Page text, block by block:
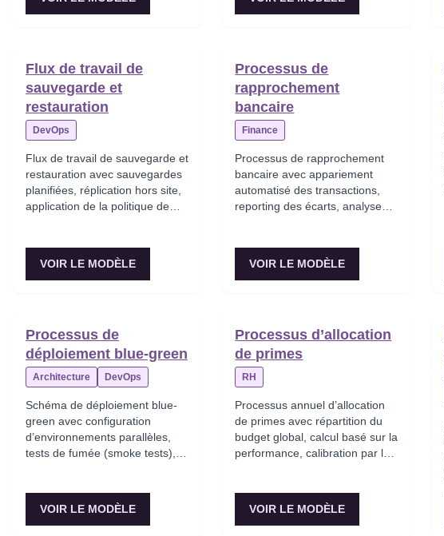
Flux de travail de
sauvegarde et
restauration
DevOps
Flux de travail de sauvegarde et
restauration avec sauvegardes
planifiées, réplication hors site,
application de la politique de
VOIR LE MODÈLE
Processus de
rapprochement
bancaire
Finance
Processus de rapprochement
bancaire avec appariement
automatisé des transactions,
reporting des écarts, analyse
erreurs bancaires.
VOIR LE MODÈLE
Processus de
déploiement blue-green
Architecture DevOps
Schéma de déploiement blue-
green avec configuration
d’environnements parallèles,
tests de fumée (smoke tests),
arrière instantané.
VOIR LE MODÈLE
Processus d’allocation
de primes
RH
Processus annuel d’allocation
de primes avec répartition du
budget global, calcul basé sur la
performance, calibration par les
VOIR LE MODÈLE